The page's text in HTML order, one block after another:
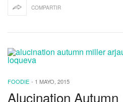
COMPARTIR
FOODIE - 1 MAYO, 2015
Alucination Autumn